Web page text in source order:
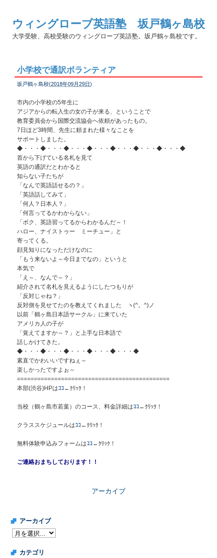
ウィングローブ英語塾 坂戸鶴ヶ島校
大学受験、高校受験のウィングローブ英語塾。坂戸鶴ヶ島校です。
小学校で通訳ボランティア
坂戸鶴ヶ島校(2018年09月29日)
市内の小学校の5年生に
アジアからの転入生の女の子が来る、ということで
教育委員会から国際交流協会へ依頼があったもの。
7日ほど3時間、先生に頼まれた様々なことを
サポートしました。
◆・・・◆・・・◆・・・◆・・・◆・・・◆・・・◆・・・◆
首から下げている名札を見て
英語の通訳だとわかると
知らない子たちが
「なんで英語話せるの？」
「英語話してみて」
「何人？日本人？」
「何言ってるかわからない」
「ボク、英語習ってるからわかるんだ～！
ハロー、ナイストゥー ミーチュー」と
寄ってくる。
顔見知りになっただけなのに
「もう来ないよ～今日までなの」というと
本気で
「え～、なんで～？」
紹介されて名札を見えるようにしたつもりが
「反対じゃね？」
反対側を見せてたのを教えてくれました ヽ(^。^)ノ
以前「鶴ヶ島日本語サークル」に来ていた
アメリカ人の子が
「覚えてますか～？」と上手な日本語で
話しかけてきた。
◆・・・◆・・・◆・・・◆・・・◆・・・◆
素直でかわいいですねぇ～
楽しかったですよぉ～
=============================================
本部(渋谷)HPはｺｺ ←ｸﾘｯｸ！
当校（鶴ヶ島市若葉）のコース、料金詳細はｺｺ ←ｸﾘｯｸ！
クラススケジュールはｺｺ ←ｸﾘｯｸ！
無料体験申込みフォームはｺｺ ←ｸﾘｯｸ！
ご連絡おまちしております！！
アーカイブ
アーカイブ
カテゴリ